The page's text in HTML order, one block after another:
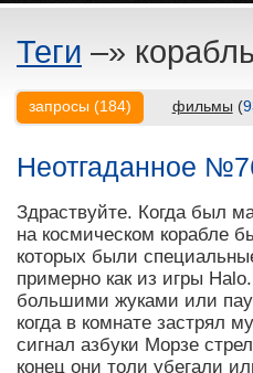
Теги –» корабль
запросы (184) фильмы (
Неотгаданное
Здраствуйте. Когда был
на космическом корабле
которых были
примерно как из игры
большими жуками или
когда в комнате застрял
сигнал азбуки Морзе
конец они толи убегали